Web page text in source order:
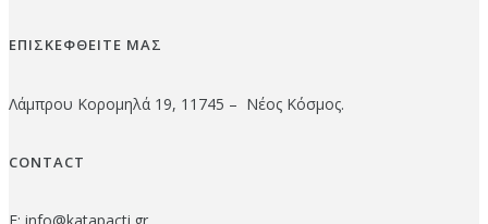
ΕΠΙΣΚΕΦΘΕΙΤΕ ΜΑΣ
Λάμπρου Κορομηλά 19, 11745 – Νέος Κόσμος.
CONTACT